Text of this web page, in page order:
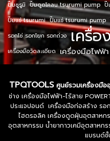
ปั๊มซูรูมิ ปั๊มดูดโคลน tsurumi pump ปั๊
ปั๊มแช่ tsurumi ปั๊มแช่ tsurumi pump
รอกโซ่ รอกโยก รอกถ่วง เครื่อ
เครื่องมือวัดละเอียด เครื่องมือไฟฟ้า
TPQTOOLS ศูนย์รวมเครื่องมื
ช่าง เครื่องมือไฟฟ้า-ไร้สาย
ประแจปอนด์ เครื่องมือก่อสร้าง รอ
ไฮดรอลิค เครื่องดูดฝุ่นอุตสาหก
อุตสาหกรรม น้ำยากาวเคมีอุตสาหก
แบรนด์ชั้